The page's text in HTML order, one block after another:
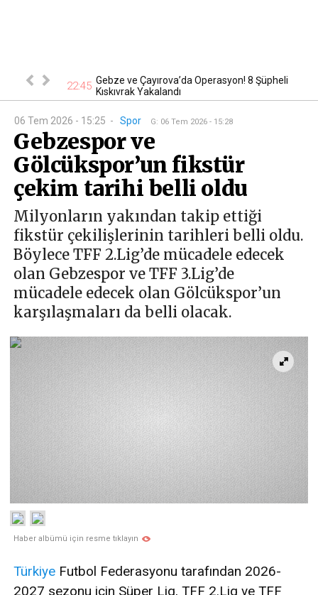
hayatını 22:45 Gebze ve Çayırova’da Operasyon! 8 Şüpheli
Kıskıvrak Yakalandı
06 Tem 2026 - 15:25 - Spor G: 06 Tem 2026 - 15:28
Gebzespor ve
Gölcükspor’un fikstür
çekim tarihi belli oldu
Milyonların yakından takip ettiği
fikstür çekilişlerinin tarihleri belli oldu.
Böylece TFF 2.Lig’de mücadele edecek
olan Gebzespor ve TFF 3.Lig’de
mücadele edecek olan Gölcükspor’un
karşılaşmaları da belli olacak.
Haber albümü için resme tıklayın
Türkiye Futbol Federasyonu tarafından 2026-
2027 sezonu için Süper Lig, TFF 2.Lig ve TFF